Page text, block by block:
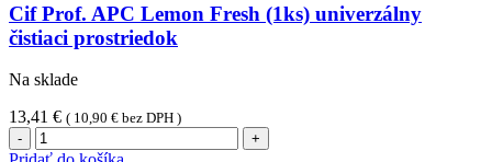
Cif Prof. APC Lemon Fresh (1ks) univerzálny
čistiaci prostriedok
Na sklade
13,41 € ( 10,90 € bez DPH )
množstvo
Cif